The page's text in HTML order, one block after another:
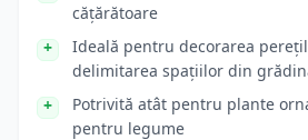
cățărătoare
Ideală pentru decorarea
delimitarea spațiilor din
Potrivită atât pentru plante
pentru legume